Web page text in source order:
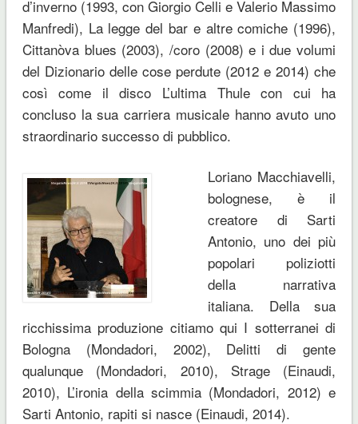
d’inverno (1993, con Giorgio Celli e Valerio Massimo
Manfredi), La legge del bar e altre comiche (1996),
Cittanòva blues (2003), /coro (2008) e i due volumi
del Dizionario delle cose perdute (2012 e 2014) che
così come il disco L’ultima Thule con cui ha
concluso la sua carriera musicale hanno avuto uno
straordinario successo di pubblico.
Loriano Macchiavelli,
bolognese, è il
creatore di Sarti
Antonio, uno dei più
popolari poliziotti
della narrativa
italiana. Della sua
ricchissima produzione citiamo qui I sotterranei di
Bologna (Mondadori, 2002), Delitti di gente
qualunque (Mondadori, 2010), Strage (Einaudi,
2010), L’ironia della scimmia (Mondadori, 2012) e
Sarti Antonio, rapiti si nasce (Einaudi, 2014).